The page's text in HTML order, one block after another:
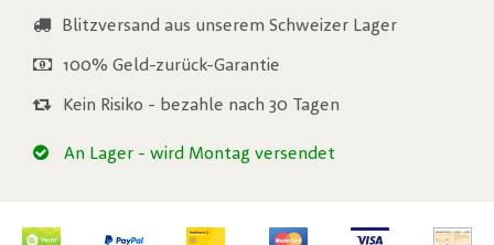
Blitzversand aus unserem Schweizer Lager
100% Geld-zurück-Garantie
Kein Risiko - bezahle nach 30 Tagen
An Lager - wird Montag versendet